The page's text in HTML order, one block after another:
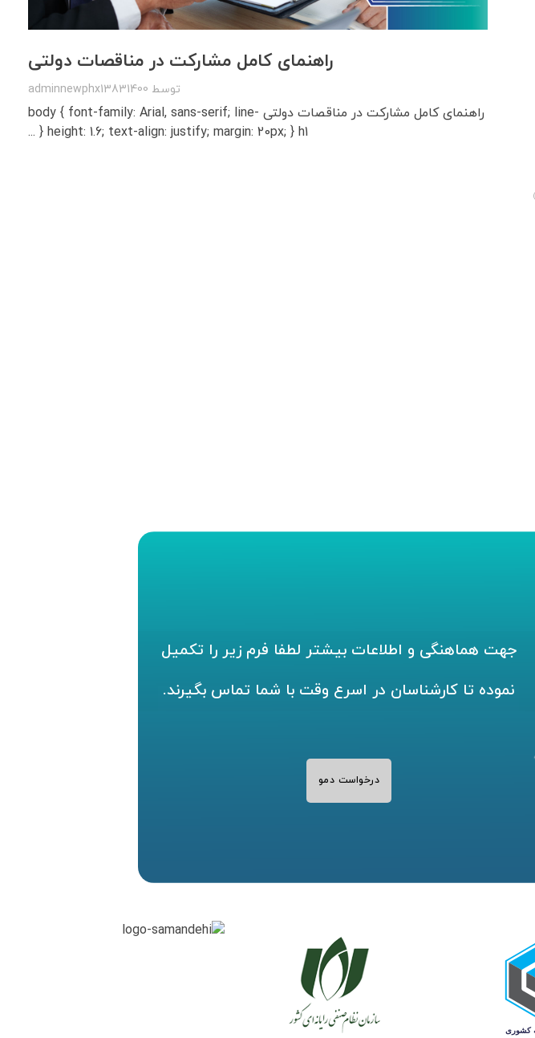
راهنمای کامل مشارکت در مناقصات دولتی
توسط adminnewphx13831400
راهنمای کامل مشارکت در مناقصات دولتی body { font-family: Arial, sans-serif; line-
height: 1.6; text-align: justify; margin: 20px; } h1 { ...
جهت هماهنگی و اطلاعات بیشتر لطفا فرم زیر را تکمیل
نموده تا کارشناسان در اسرع وقت با شما تماس بگیرند.
درخواست دمو